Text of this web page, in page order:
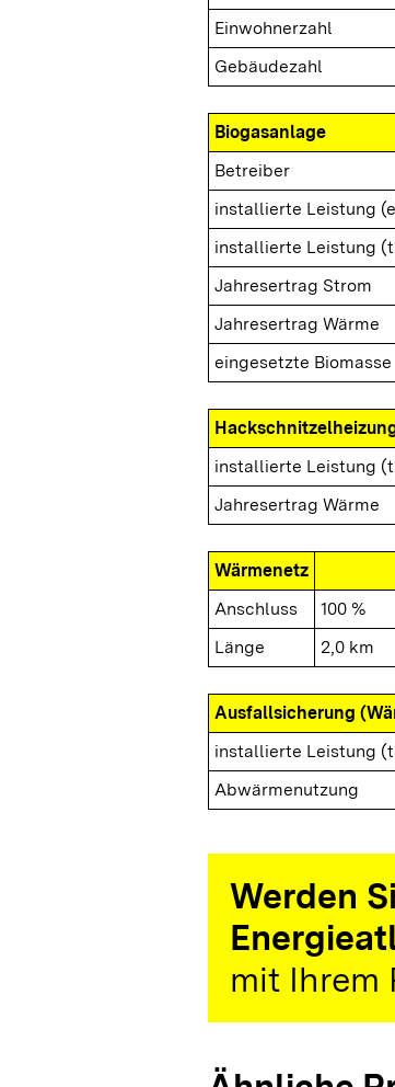
Einwohnerzahl
Gebäudezahl
Biogasanlage
Betreiber
installierte Leistung
installierte Leistung
Jahresertrag Strom
Jahresertrag Wärme
eingesetzte Biomasse
installierte Leistung
Jahresertrag Wärme
Wärmenetz
Anschluss
100 %
Länge
2,0 km
Ausfallsicherung
installierte Leistung
Abwärmenutzung
Werden
mit Ihrem